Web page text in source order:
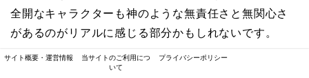
全開なキャラクターも神のような無責任さと無関心さ
があるのがリアルに感じる部分かもしれないです。
サイト概要・運営情報
当サイトのご利用につ
いて
プライバシーポリシー